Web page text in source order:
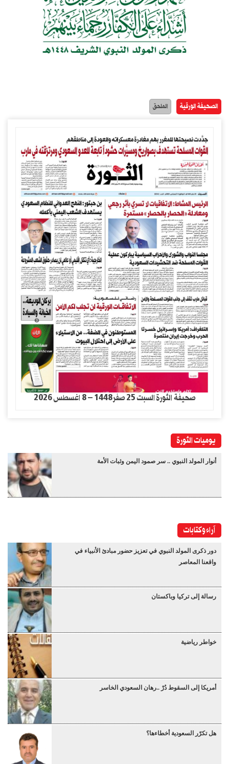
الصحيفة الورقية الملحق
صحيفة الثورة السبت 25 صفر1448 – 8 اغسطس 2026
يوميات الثورة
أنوار المولد النبوي .. سر صمود اليمن وثبات الأمة
آراء وكتابات
دور ذكرى المولد النبوي في تعزيز حضور مبادئ الأنبياء في
واقعنا المعاصر
رسالة إلى تركيا وباكستان
خواطر رياضية
أمريكا إلى السقوط دُرْ ..رهان السعودي الخاسر
هل تكرّر السعودية أخطاءها؟